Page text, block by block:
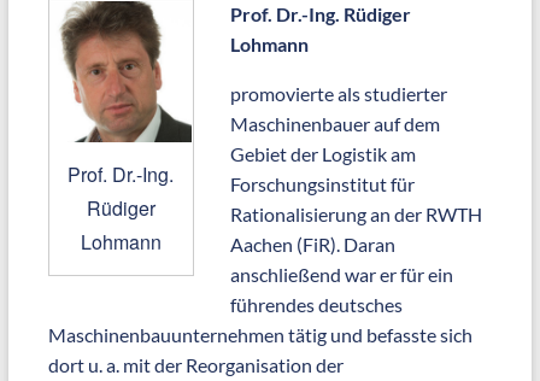
Prof. Dr.-Ing.
Rüdiger
Lohmann
Prof. Dr.-Ing. Rüdiger
Lohmann
promovierte als studierter
Maschinenbauer auf dem
Gebiet der Logistik am
Forschungsinstitut für
Rationalisierung an der RWTH
Aachen (FiR). Daran
anschließend war er für ein
führendes deutsches
Maschinenbauunternehmen tätig und befasste sich
dort u. a. mit der Reorganisation der